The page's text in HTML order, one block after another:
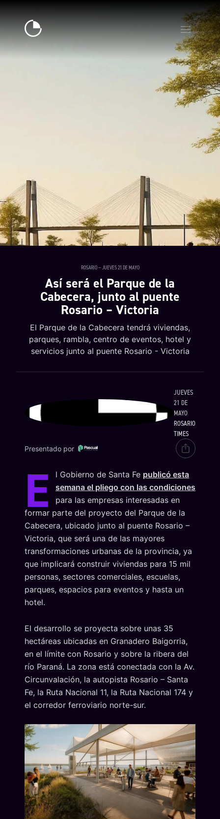
ROSARIO — JUEVES 21 DE MAYO
Así será el Parque de la
Cabecera, junto al puente
Rosario – Victoria
El Parque de la Cabecera tendrá viviendas,
parques, rambla, centro de eventos, hotel y
servicios junto al puente Rosario - Victoria
JUEVES
21 DE
MAYO
ROSARIO
TIMES
Presentado por
E l Gobierno de Santa Fe publicó esta
semana el pliego con las condiciones
para las empresas interesadas en
formar parte del proyecto del Parque de la
Cabecera, ubicado junto al puente Rosario –
Victoria, que será una de las mayores
transformaciones urbanas de la provincia, ya
que implicará construir viviendas para 15 mil
personas, sectores comerciales, escuelas,
parques, espacios para eventos y hasta un
hotel.
El desarrollo se proyecta sobre unas 35
hectáreas ubicadas en Granadero Baigorria,
en el límite con Rosario y sobre la ribera del
río Paraná. La zona está conectada con la Av.
Circunvalación, la autopista Rosario – Santa
Fe, la Ruta Nacional 11, la Ruta Nacional 174 y
el corredor ferroviario norte-sur.